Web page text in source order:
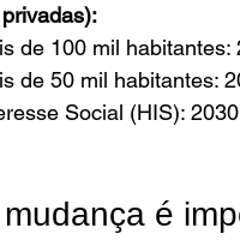
privadas):
de 100 mil habitantes:
de 50 mil habitantes:
Social (HIS): 2030
é